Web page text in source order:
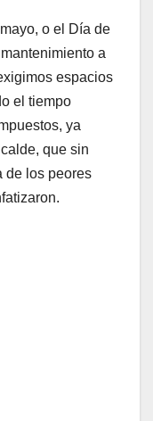
o el Día de
a
espacios
el tiempo
ya
que sin
de los peores